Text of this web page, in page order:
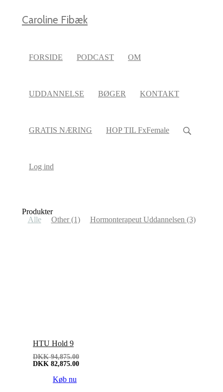
Caroline Fibæk
FORSIDE PODCAST OM
UDDANNELSE BØGER KONTAKT
GRATIS NÆRING HOP TIL FxFemale
Log ind
Produkter
Alle
Other(1) Hormonterapeut Uddannelsen (3)
HTU Hold 9
DKK 94,875.00
DKK 82,875.00
Køb nu